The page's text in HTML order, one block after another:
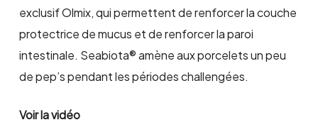
exclusif Olmix, qui permettent de renforcer la couche
protectrice de mucus et de renforcer la paroi
intestinale. Seabiota® amène aux porcelets un peu
de pep’s pendant les périodes challengées.
Voir la vidéo